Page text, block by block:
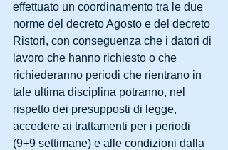
effettuato un coordinamento tra le due
norme del decreto Agosto e del decreto
Ristori, con conseguenza che i datori di
lavoro che hanno richiesto o che
richiederanno periodi che rientrano in
tale ultima disciplina potranno, nel
rispetto dei presupposti di legge,
accedere ai trattamenti per i periodi
(9+9 settimane) e alle condizioni dalla